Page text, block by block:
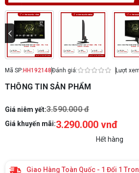
Mã SP: HH192148Đánh giá: Lượt
THÔNG TIN SẢN PHẨM
Link
Giá niêm yết:3.590.000 đ
3.290.000 vnđ